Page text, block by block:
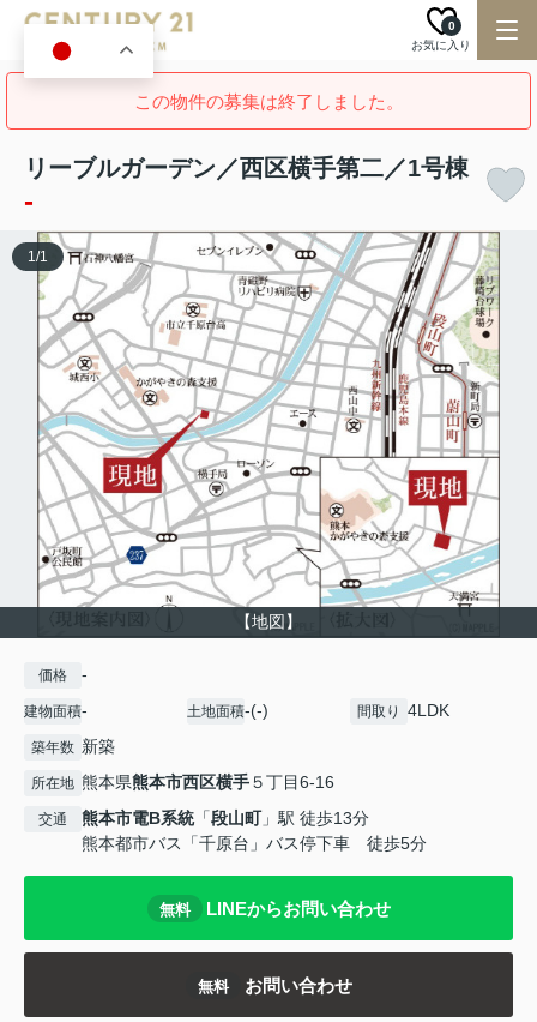
お気に入り
0
この物件の募集は終了しました。
リーブルガーデン／西区横手第二／1号棟
-
【地図】
1/1
価格 -
建物面積- 土地面積-(-) 間取り 4LDK
築年数 新築
所在地 熊本県熊本市西区横手５丁目6-16
交通 熊本市電B系統「段山町」駅 徒歩13分
熊本都市バス「千原台」バス停下車 徒歩5分
無料 LINEからお問い合わせ
無料 お問い合わせ